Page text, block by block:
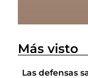
Más visto
Las defensas